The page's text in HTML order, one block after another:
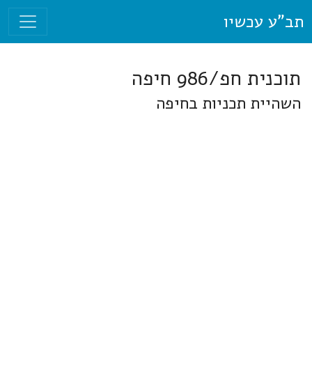
תב"ע עכשיו
תוכנית חפ/986 חיפה
השהיית תכניות בחיפה